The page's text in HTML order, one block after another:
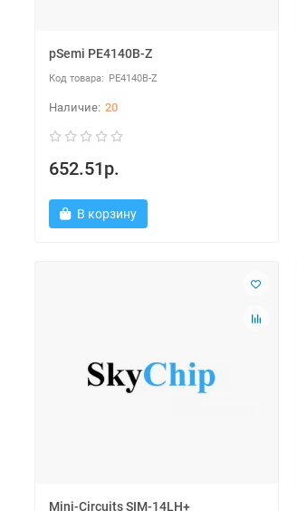
pSemi PE4140B-Z
PE4140B-Z
20
652.51р.
В корзину
Mini-Circuits SIM-14LH+